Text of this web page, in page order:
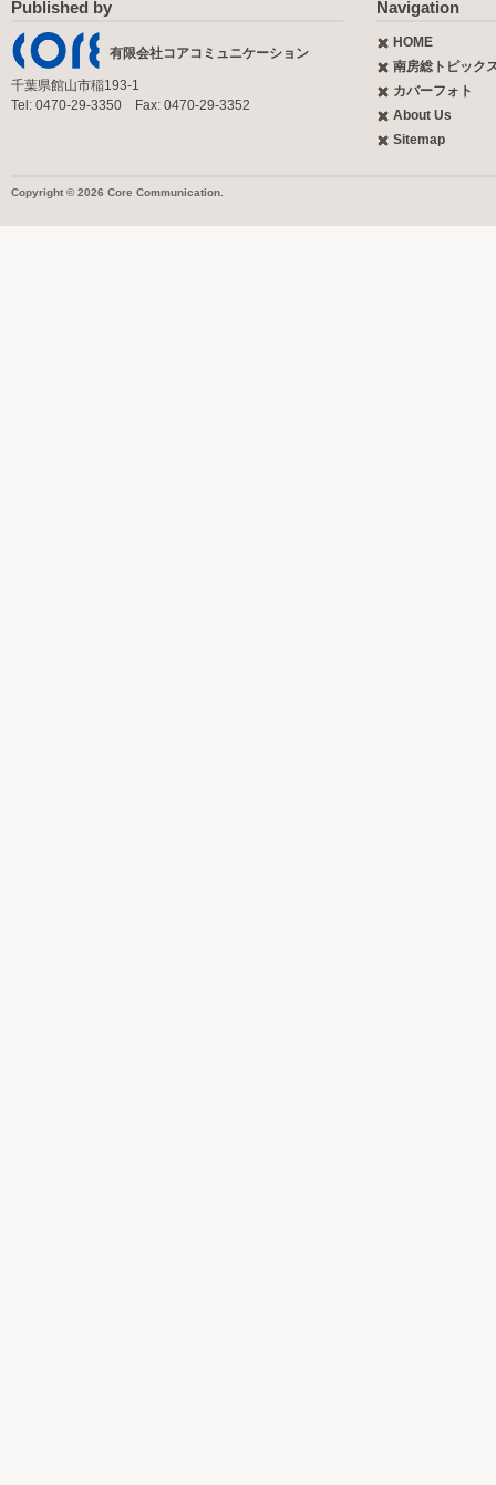
Published by
有限会社コアコミュニケーション
千葉県館山市稲193-1
Tel: 0470-29-3350 Fax: 0470-29-3352
Navigation
HOME
南房総トピック
カバーフォト
About Us
Sitemap
Copyright © 2026 Core Communication.